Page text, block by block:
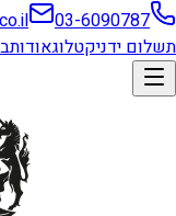
03-6090787
תשלום ידניקטלוגאודות